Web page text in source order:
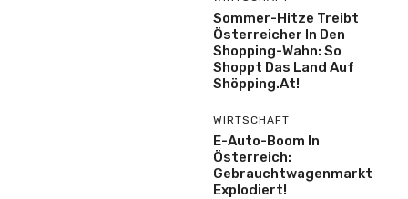
Sommer-Hitze Treibt
Österreicher In Den
Shopping-Wahn: So
Shoppt Das Land Auf
Shöpping.at!
WIRTSCHAFT
E-Auto-Boom In
Österreich:
Gebrauchtwagenmarkt
Explodiert!